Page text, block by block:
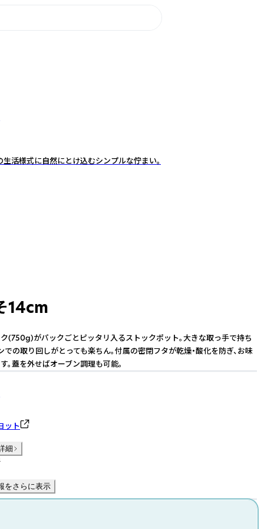
活様式に自然にとけ込むシンプルな佇まい。
14cm
(750g)がパックごとピッタリ入るストックポット。大きな取っ手で持ち
での取り回しがとっても楽ちん。付属の密閉フタが乾燥・酸化を防ぎ、お味
。蓋を外せばオーブン調理も可能。
ット
細
をさらに表示